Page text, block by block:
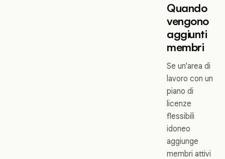
Quando
vengono
aggiunti
membri
Se un'area di
lavoro con un
piano di
licenze
flessibili
idoneo
aggiunge
membri attivi